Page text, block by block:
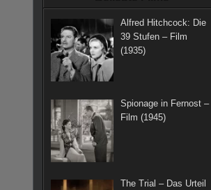
a
m
s
t
Alfred Hitchcock: Die
39 Stufen – Film
(1935)
Spionage in Fernost –
Film (1945)
The Trial – Das Urteil